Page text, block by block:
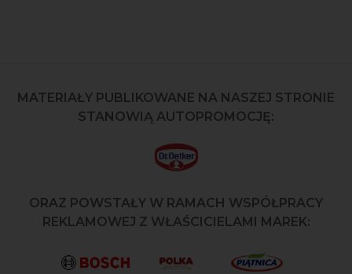
MATERIAŁY PUBLIKOWANE NA NASZEJ STRONIE
STANOWIĄ AUTOPROMOCJĘ:
ORAZ POWSTAŁY W RAMACH WSPÓŁPRACY
REKLAMOWEJ Z WŁAŚCICIELAMI MAREK: